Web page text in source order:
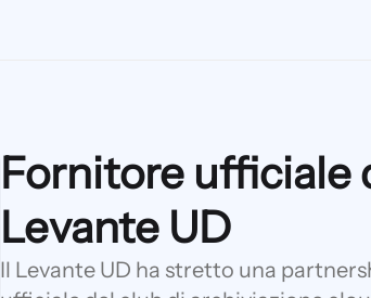
Fornitore ufficiale
Levante UD
Il Levante UD ha stretto una